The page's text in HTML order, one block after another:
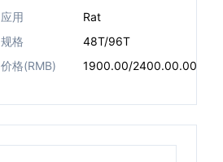
应用
Rat
规格
48T/96T
价格(RMB)
1900.00/2400.00.00